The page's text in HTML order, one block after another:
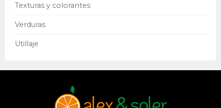
Texturas y colorantes
Verduras
Utillaje